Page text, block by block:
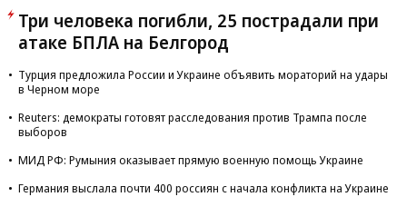
Три человека погибли, 25 пострадали при
атаке БПЛА на Белгород
Турция предложила России и Украине объявить мораторий на удары
в Черном море
Reuters: демократы готовят расследования против Трампа после
выборов
МИД РФ: Румыния оказывает прямую военную помощь Украине
Германия выслала почти 400 россиян с начала конфликта на Украине